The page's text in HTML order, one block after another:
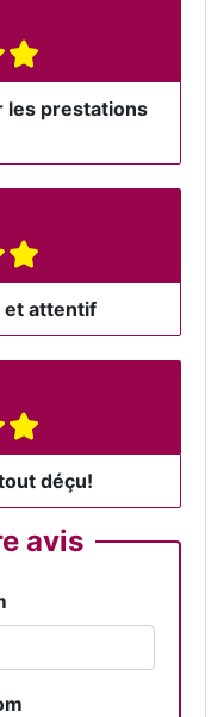
les prestations
et attentif
déçu!
avis